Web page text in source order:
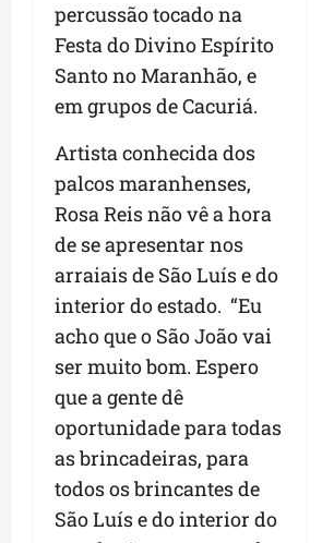
percussão tocado na
Festa do Divino Espírito
Santo no Maranhão, e
em grupos de Cacuriá.
Artista conhecida dos
palcos maranhenses,
Rosa Reis não vê a hora
de se apresentar nos
arraiais de São Luís e do
interior do estado. “Eu
acho que o São João vai
ser muito bom. Espero
que a gente dê
oportunidade para todas
as brincadeiras, para
todos os brincantes de
São Luís e do interior do